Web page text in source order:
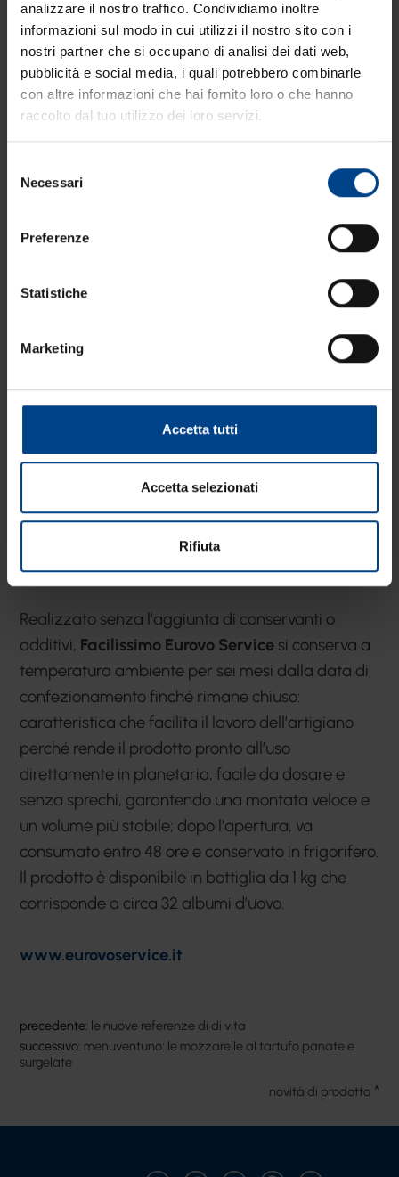
analizzare il nostro traffico. Condividiamo inoltre
informazioni sul modo in cui utilizzi il nostro sito con i
nostri partner che si occupano di analisi dei dati web,
pubblicità e social media, i quali potrebbero combinarle
con altre informazioni che hai fornito loro o che hanno
raccolto dal tuo utilizzo dei loro servizi.
delNecessari
Preferenze
Statistiche
Marketing
Accetta tutti
Accetta selezionati
Rifiuta
Facilissimo Eurovo Serviceè albume d’uovo
liquido liottizzato, ideale per tutte le preparazioni
in cui il volume e la stabilità dell’albume montato
sono importanti. Le caratteristiche del prodotto lo
rendono particolarmente adatto per meringhe
all’italiana e alla francese e doppie montate, ma
anche per mousse, macarons e torte.
Realizzato senza l’aggiunta di conservanti o
additivi, Facilissimo Eurovo Service si conserva a
temperatura ambiente per sei mesi dalla data di
confezionamento finché rimane chiuso:
caratteristica che facilita il lavoro dell’artigiano
perché rende il prodotto pronto all’uso
direttamente in planetaria, facile da dosare e
senza sprechi, garantendo una montata veloce e
un volume più stabile; dopo l’apertura, va
consumato entro 48 ore e conservato in frigorifero.
Il prodotto è disponibile in bottiglia da 1 kg che
corrisponde a circa 32 albumi d’uovo.
www.eurovoservice.it
precedente: le nuove referenze di di vita
successivo: menuventuno: le mozzarelle al tartufo panate e
surgelate
novità di prodotto